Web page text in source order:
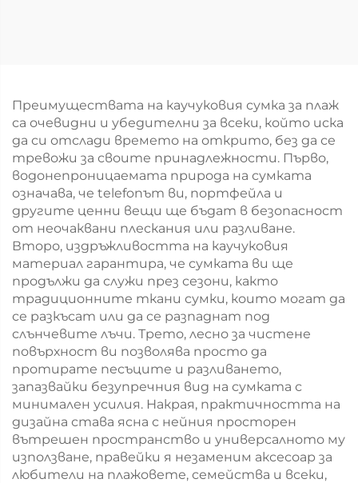
Преимуществата на каучуковия сумка за плаж
са очевидни и убедителни за всеки, който иска
да си отслади времето на открито, без да се
тревожи за своите принадлежности. Първо,
водонепроницаемата природа на сумката
означава, че telefonът ви, портфейла и
другите ценни вещи ще бъдат в безопасност
от неочаквани плескания или разливане.
Второ, издръжливостта на каучуковия
материал гарантира, че сумката ви ще
продължи да служи през сезони, както
традиционните ткани сумки, които могат да
се разкъсат или да се разпаднат под
слънчевите лъчи. Трето, лесно за чистене
повърхност ви позволява просто да
протирате песъците и разливането,
запазвайки безупречния вид на сумката с
минимален усилия. Накрая, практичността на
дизайна става ясна с нейния просторен
вътрешен пространство и универсалното му
използване, правейки я незаменим аксесоар за
любители на плажовете, семейства и всеки,